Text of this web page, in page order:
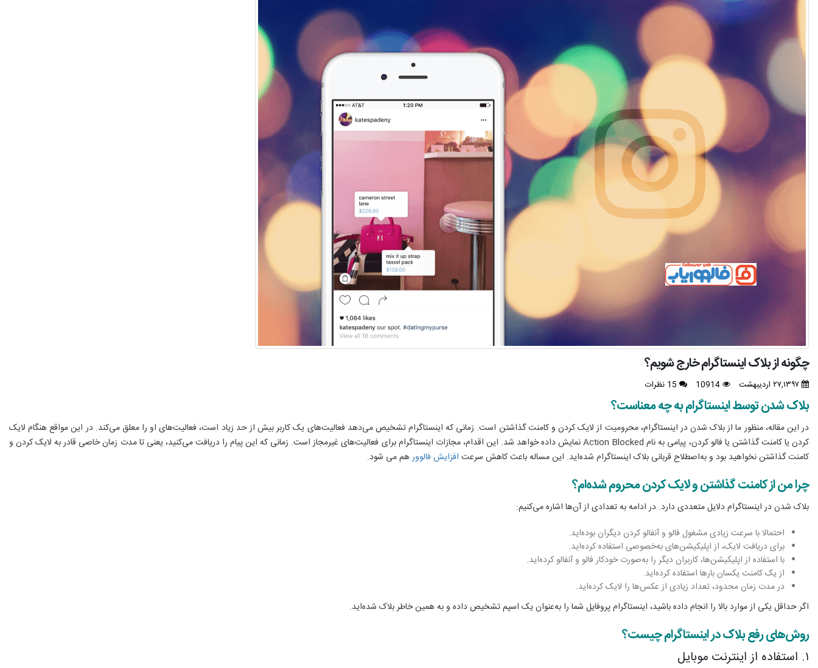
چگونه از بلاک اینستاگرام خارج شویم؟
بلاک شدن توسط اینستاگرام به چه معناست؟
در این مقاله، منظور ما از بلاک شدن در اینستاگرام، محرومیت از لایک کردن و کامنت گذاشتن است. زمانی که اینستاگرام تشخیص می‌دهد فعالیت‌های یک کاربر بیش از حد زیاد است، فعالیت‌های او را معلق می‌کند. در این مواقع هنگام لایک
کردن یا کامنت گذاشتن یا فالو کردن، پیامی به نام Action Blocked نمایش داده خواهد شد. این اقدام، مجازات اینستاگرام برای فعالیت‌های غیرمجاز است. زمانی که این پیام را دریافت می‌کنید، یعنی تا مدت زمان خاصی قادر به لایک کردن و
کامنت گذاشتن نخواهید بود و به‌اصطلاح قربانی بلاک اینستاگرام شده‌اید. این مساله باعث کاهش سرعت افزایش فالوورهم می شود.
چرا من از کامنت گذاشتن و لایک کردن محروم شده‌ام؟
بلاک شدن در اینستاگرام دلایل متعددی دارد. در ادامه به تعدادی از آن‌ها اشاره می‌کنیم:
احتمالا با سرعت زیادی مشغول فالو و آنفالو کردن دیگران بوده‌اید.
برای دریافت لایک، از اپلیکیشن‌های به‌خصوصی استفاده کرده‌اید.
با استفاده از اپلیکیشن‌ها، کاربران دیگر را به‌صورت خودکار فالو و آنفالو کرده‌اید.
از یک کامنت یکسان بارها استفاده کرده‌اید.
در مدت زمان محدود، تعداد زیادی از عکس‌ها را لایک کرده‌اید.
اگر حداقل یکی از موارد بالا را انجام داده باشید، اینستاگرام پروفایل شما را به‌عنوان یک اسپم تشخیص داده و به همین خاطر بلاک شده‌اید.
روش‌های رفع بلاک در اینستاگرام چیست؟
۱. استفاده از اینترنت موبایل